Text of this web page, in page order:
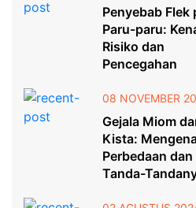
Penyebab Flek
Paru-paru:
Risiko dan
Pencegahan
08 NOVEMBER
Gejala Miom
Kista:
Perbedaan dan
Tanda-